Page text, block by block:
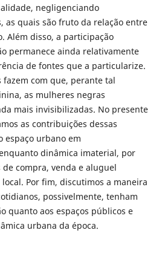
negligenciando
as quais são fruto da relação entre
Além disso, a participação
permanece ainda relativamente
de fontes que a particularize.
fazem com que, perante tal
as mulheres negras
mais invisibilizadas. No presente
as contribuições dessas
espaço urbano em
dinâmica imaterial, por
compra, venda e aluguel
Por fim, discutimos a maneira
possivelmente, tenham
quanto aos espaços públicos e
urbana da época.